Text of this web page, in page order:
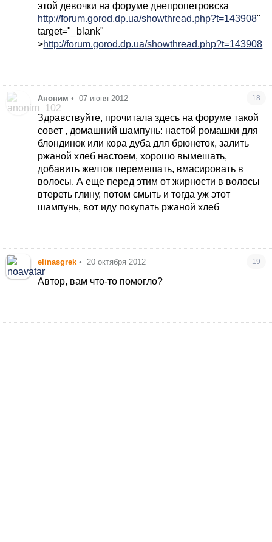
спасибо
этой девочки на форуме днепропетровска
http://forum.gorod.dp.ua/showthread.php?t=143908"
target="_blank"
>http://forum.gorod.dp.ua/showthread.php?t=143908
Аноним • 07 июня 2012 18
Здравствуйте, прочитала здесь на форуме такой
совет , домашний шампунь: настой ромашки для
блондинок или кора дуба для брюнеток, залить
ржаной хлеб настоем, хорошо вымешать,
добавить желток перемешать, вмасировать в
волосы. А еще перед этим от жирности в волосы
втереть глину, потом смыть и тогда уж этот
шампунь, вот иду покупать ржаной хлеб
elinasgrek • 20 октября 2012 19
Автор, вам что-то помогло?